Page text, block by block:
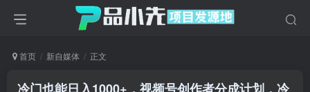
首页 新自媒体 正文